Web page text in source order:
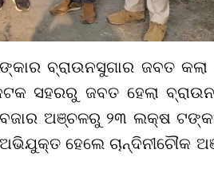
ବ୍ରାଉନସୁଗାର ଜବତ କଲା
ସହରରୁ ଜବତ ହେଲା
ଅଞ୍ଚଳରୁ ୨୩ ଲକ୍ଷ
ହେଲେ ଚାନ୍ଦିନୀଚୌକ